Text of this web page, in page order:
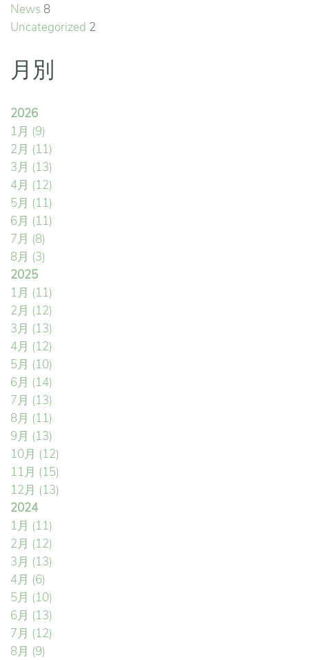
News 8
Uncategorized 2
月別
2026
1月 (9)
2月 (11)
3月 (13)
4月 (12)
5月 (11)
6月 (11)
7月 (8)
8月 (3)
2025
1月 (11)
2月 (12)
3月 (13)
4月 (12)
5月 (10)
6月 (14)
7月 (13)
8月 (11)
9月 (13)
10月 (12)
11月 (15)
12月 (13)
2024
1月 (11)
2月 (12)
3月 (13)
4月 (6)
5月 (10)
6月 (13)
7月 (12)
8月 (9)